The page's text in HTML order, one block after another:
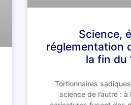
Science,
réglementation
la fin du
Tortionnaires
science de l’autre :